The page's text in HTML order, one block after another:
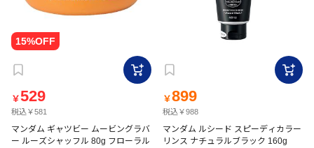
￥529
税込￥581
マンダム ギャツビー ムービングラバ
ー ルーズシャッフル 80g フローラル
￥899
税込￥988
マンダム ルシード スピーディカラー
リンス ナチュラルブラック 160g